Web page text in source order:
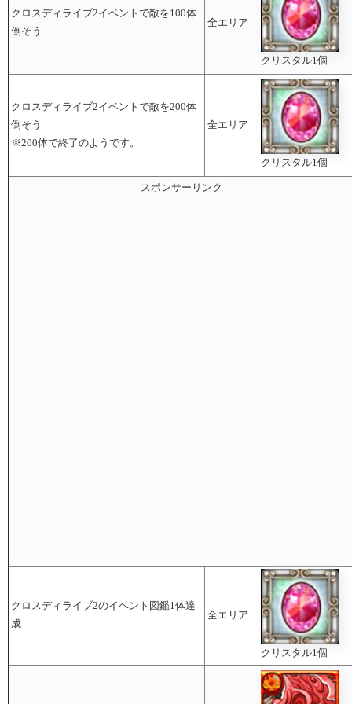
クロスディライブ2イベントで敵を100体
倒そう
全エリア
クリスタル1個
クロスディライブ2イベントで敵を200体
倒そう
※200体で終了のようです。
全エリア
クリスタル1個
スポンサーリンク
クロスディライブ2のイベント図鑑1体達
成
全エリア
クリスタル1個